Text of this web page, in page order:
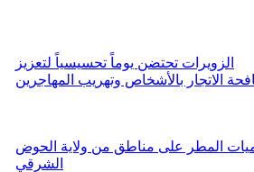
الزويرات تحتضن يوماً تحسيسياً لتعزيز
الاتجار بالأشخاص وتهريب المهاجرين
المطر على مناطق من ولاية الحوض
الشرقي